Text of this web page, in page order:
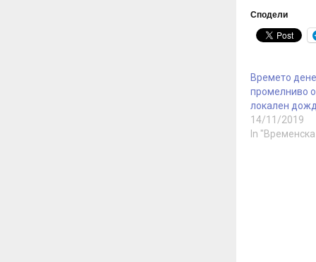
Сподели
Времето
промелниво
локален дожд
14/11/2019
In